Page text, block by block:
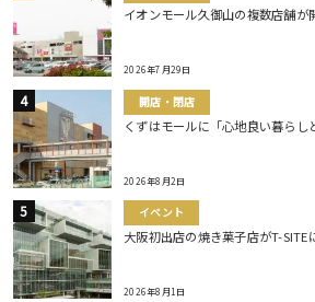
イオンモール久御山の複数店舗が
2026年7月29日
開店・閉店
くずはモールに「心地良い暮らし
2026年8月2日
イベント
大阪初出店の焼き菓子店がT-SITE
2026年8月1日